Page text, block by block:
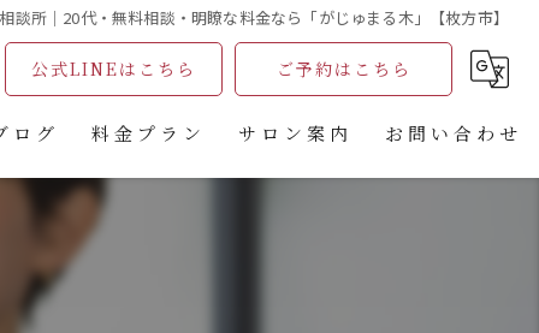
談所｜20代・無料相談・明瞭な料金なら「がじゅまる木」【枚方市】
公式LINEはこちら ご予約はこちら
ログ
ラム
料金プラン サロン案内 お問い合わせ